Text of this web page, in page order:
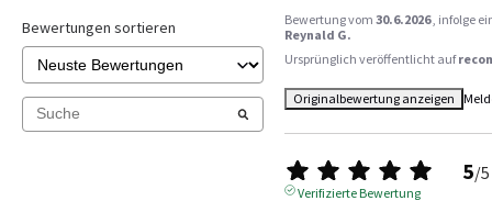
Bewertungen sortieren Bewertung vom 30.6.2026 , infolge
Reynald G.
Ursprünglich veröffentlicht auf
Originalbewertung anzeigen
5/5
Verifizierte Bewertung